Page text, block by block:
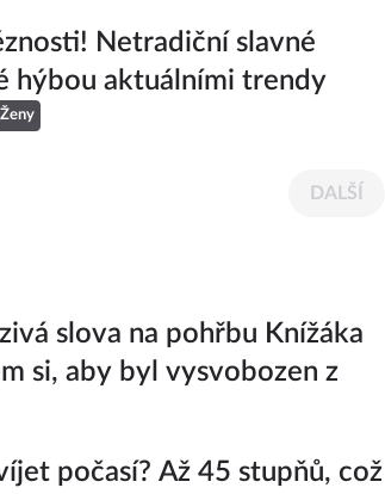
Netradiční slavné
hýbou aktuálními trendy
Ženy
DALŠÍ
slova na pohřbu Knížáka
si, aby byl vysvobozen z
počasí? Až 45 stupňů, což